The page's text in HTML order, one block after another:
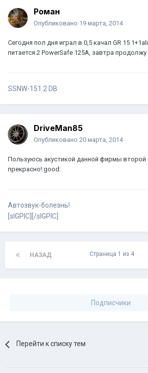
Роман
Опубликовано 19 марта, 2014
Сегодня пол дня играл в 0,5 качал GR 15
питается 2 PowerSafe 125A, завтра
SSNW-151.2 DB
DriveMan85
Опубликовано 20 марта, 2014
Пользуюсь акустикой данной фирмы второй
прекрасно!:good:
Автозвук-болезнь!
[sIGPIC][/sIGPIC]
НАЗАД Страница 1 из 4
Подписчики
Перейти к списку тем